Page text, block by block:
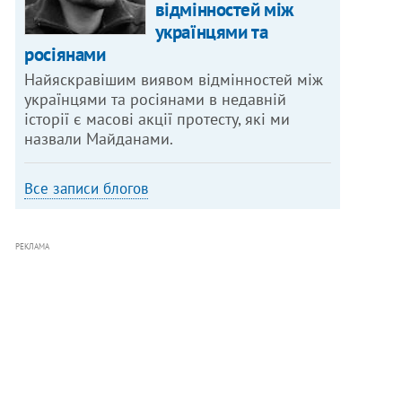
відмінностей між
українцями та
росіянами
Найяскравішим виявом відмінностей між
українцями та росіянами в недавній
історії є масові акції протесту, які ми
назвали Майданами.
Все записи блогов
РЕКЛАМА